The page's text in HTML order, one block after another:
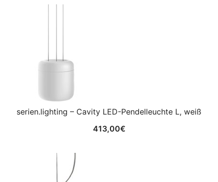
serien.lighting – Cavity LED-Pendelleuchte L, weiß
413,00€